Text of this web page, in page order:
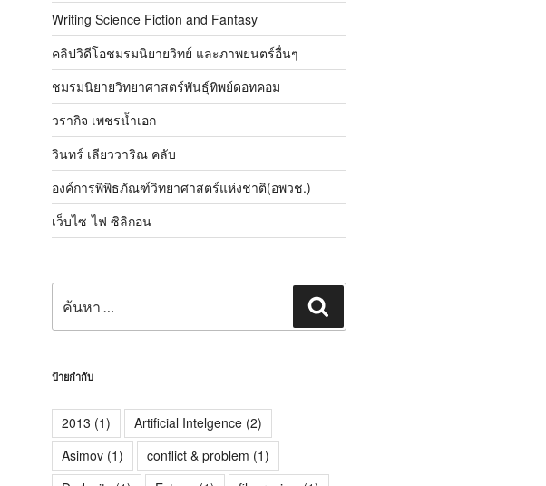
Writing Science Fiction and Fantasy
คลิปวิดีโอชมรมนิยายวิทย์ และภาพยนตร์อื่นๆ
ชมรมนิยายวิทยาศาสตร์พันธุ์ทิพย์ดอทคอม
วรากิจ เพชรน้ำเอก
วินทร์ เลียววาริณ คลับ
องค์การพิพิธภัณฑ์วิทยาศาสตร์แห่งชาติ(อพวช.)
เว็บไซ-ไฟ ซิลิกอน
ป้ายกำกับ
2013 (1) Artificial Intelgence(2)
Asimov(1) conflict & problem (1)